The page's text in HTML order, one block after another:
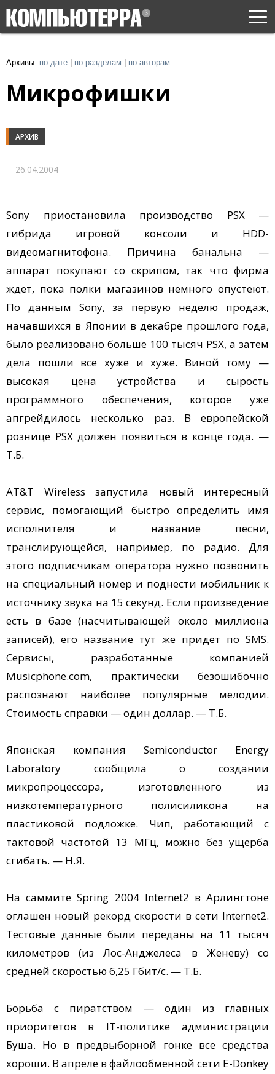
Архивы: по дате по разделам по авторам
Микрофишки
АРХИВ
26.04.2004
Sony приостановила производство PSX —
гибрида игровой консоли и HDD-
видеомагнитофона. Причина банальна —
аппарат покупают со скрипом, так что фирма
ждет, пока полки магазинов немного опустеют.
По данным Sony, за первую неделю продаж,
начавшихся в Японии в декабре прошлого года,
было реализовано больше 100 тысяч PSX, а затем
дела пошли все хуже и хуже. Виной тому —
высокая цена устройства и сырость
программного обеспечения, которое уже
апгрейдилось несколько раз. В европейской
рознице PSX должен появиться в конце года. —
Т.Б.
AT&T Wireless запустила новый интересный
сервис, помогающий быстро определить имя
исполнителя и название песни,
транслирующейся, например, по радио. Для
этого подписчикам оператора нужно позвонить
на специальный номер и поднести мобильник к
источнику звука на 15 секунд. Если произведение
есть в базе (насчитывающей около миллиона
записей), его название тут же придет по SMS.
Сервисы, разработанные компанией
Musicphone.com, практически безошибочно
распознают наиболее популярные мелодии.
Стоимость справки — один доллар. — Т.Б.
Японская компания Semiconductor Energy
Laboratory сообщила о создании
микропроцессора, изготовленного из
низкотемпературного полисиликона на
пластиковой подложке. Чип, работающий с
тактовой частотой 13 МГц, можно без ущерба
сгибать. — Н.Я.
На саммите Spring 2004 Internet2 в Арлингтоне
оглашен новый рекорд скорости в сети Internet2.
Тестовые данные были переданы на 11 тысяч
километров (из Лос-Анджелеса в Женеву) со
средней скоростью 6,25 Гбит/с. — Т.Б.
Борьба с пиратством — один из главных
приоритетов в IT-политике администрации
Буша. Но в предвыборной гонке все средства
хороши. В апреле в файлообменной сети E-Donkey